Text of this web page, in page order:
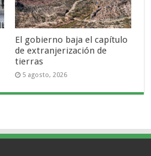
El gobierno baja el capítulo
de extranjerización de
tierras
5 agosto, 2026